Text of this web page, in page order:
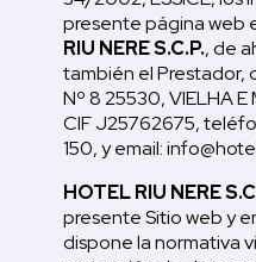
presente página web
RIU NERE S.C.P., de
también el Prestador,
Nº 8 25530, VIELHA E
CIF J25762675,
150, y email:
HOTEL RIU NERE
presente Sitio web y
dispone la normativa